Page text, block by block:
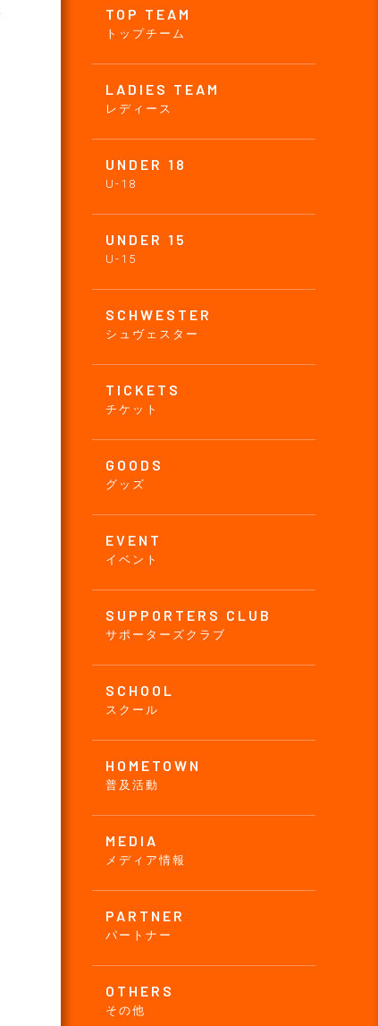
TOP TEAM
トップチーム
LADIES TEAM
レディース
UNDER 18
U-18
UNDER 15
U-15
SCHWESTER
シュヴェスター
TICKETS
チケット
GOODS
グッズ
EVENT
イベント
SUPPORTERS CLUB
サポーターズクラブ
SCHOOL
スクール
HOMETOWN
普及活動
MEDIA
メディア情報
PARTNER
パートナー
OTHERS
その他